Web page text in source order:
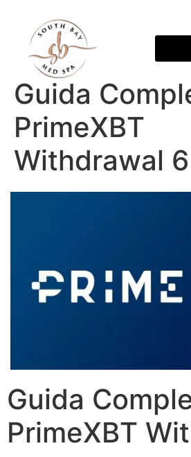
Guida
PrimeXBT
Withdrawal 6
Guida
PrimeXBT